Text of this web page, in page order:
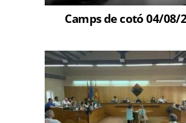
Camps de cotó 04/08/